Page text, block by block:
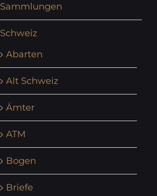
Sammlungen
Schweiz
Abarten
Alt Schweiz
Ämter
ATM
Bogen
Briefe